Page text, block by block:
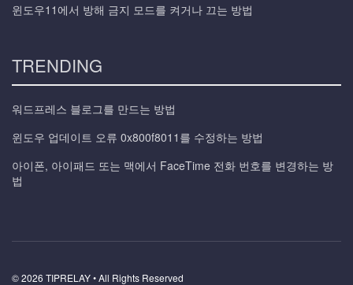
윈도우11에서 방해 금지 모드를 켜거나 끄는 방법
TRENDING
워드프레스 블로그를 만드는 방법
윈도우 업데이트 오류 0x800f8011를 수정하는 방법
아이폰, 아이패드 또는 맥에서 FaceTime 전화 번호를 변경하는 방
법
© 2026 TIPRELAY • All Rights Reserved